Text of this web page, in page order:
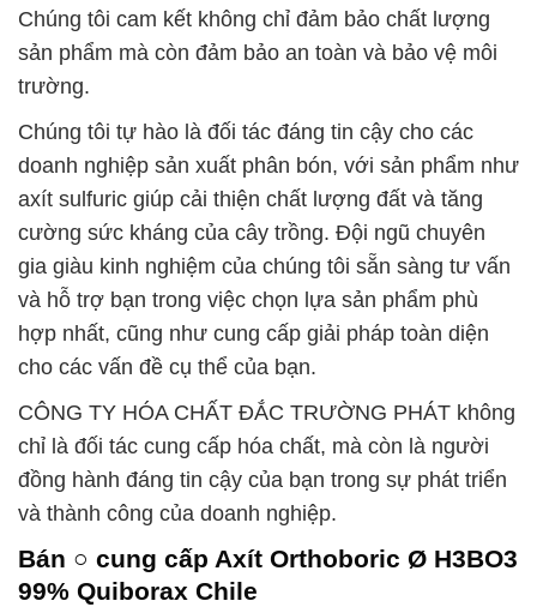
Chúng tôi cam kết không chỉ đảm bảo chất lượng
sản phẩm mà còn đảm bảo an toàn và bảo vệ môi
trường.
Chúng tôi tự hào là đối tác đáng tin cậy cho các
doanh nghiệp sản xuất phân bón, với sản phẩm như
axít sulfuric giúp cải thiện chất lượng đất và tăng
cường sức kháng của cây trồng. Đội ngũ chuyên
gia giàu kinh nghiệm của chúng tôi sẵn sàng tư vấn
và hỗ trợ bạn trong việc chọn lựa sản phẩm phù
hợp nhất, cũng như cung cấp giải pháp toàn diện
cho các vấn đề cụ thể của bạn.
CÔNG TY HÓA CHẤT ĐẮC TRƯỜNG PHÁT không
chỉ là đối tác cung cấp hóa chất, mà còn là người
đồng hành đáng tin cậy của bạn trong sự phát triển
và thành công của doanh nghiệp.
Bán ○ cung cấp Axít Orthoboric Ø H3BO3
99% Quiborax Chile